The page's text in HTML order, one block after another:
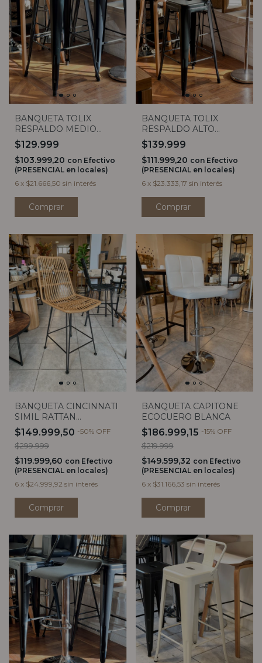
BANQUETA TOLIX
RESPALDO MEDIO
NEGRO MATE
$129.999
$103.999,20 con Efectivo
(PRESENCIAL en locales)
6 x $21.666,50 sin interés
BANQUETA TOLIX
RESPALDO ALTO
NEGRO MATE
$139.999
$111.999,20 con Efectivo
(PRESENCIAL en locales)
6 x $23.333,17 sin interés
BANQUETA CINCINNATI
SIMIL RATTAN
RESPALDO ALTO
$149.999,50 -50% OFF
$299.999
$119.999,60 con Efectivo
(PRESENCIAL en locales)
6 x $24.999,92 sin interés
BANQUETA CAPITONE
ECOCUERO BLANCA
$186.999,15 -15% OFF
$219.999
$149.599,32 con Efectivo
(PRESENCIAL en locales)
6 x $31.166,53 sin interés